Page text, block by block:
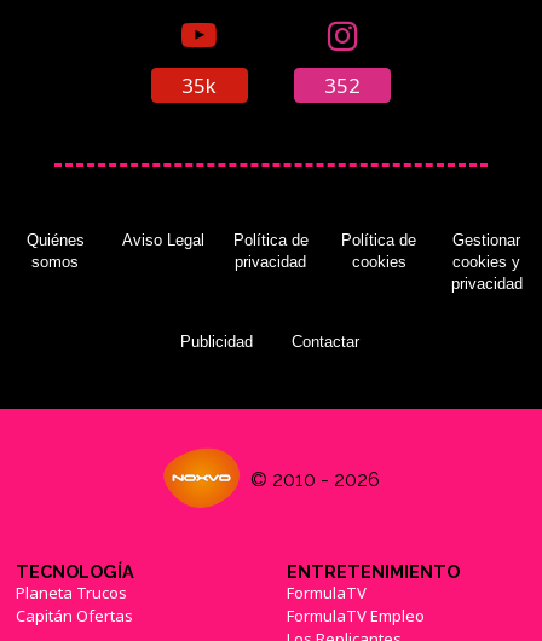
35k 352
Quiénes
somos
Aviso Legal
Política de
privacidad
Política de
cookies
Gestionar
cookies y
privacidad
Publicidad Contactar
© 2010 - 2026
TECNOLOGÍA
Planeta Trucos
Capitán Ofertas
ENTRETENIMIENTO
FormulaTV
FormulaTV Empleo